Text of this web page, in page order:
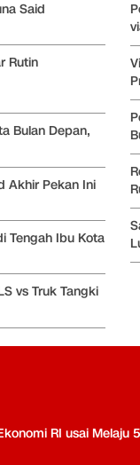
Said
Rutin
Bulan Depan,
Akhir Pekan Ini
Tengah Ibu Kota
vs Truk Tangki
RI usai Melaju